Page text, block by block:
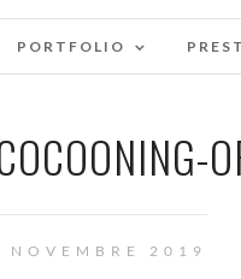
PORTFOLIO
NOVEMBRE 2019